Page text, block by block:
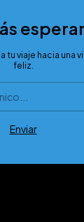
viaje hacia una
feliz.